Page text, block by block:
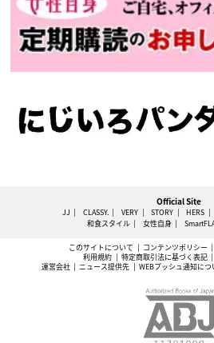
Official Site
JJ CLASSY. VERY STORY HERS
和食スタイル
女性自身
このサイトについて コンテンツポリシー
利用規約
特定商取引法に基づく表記
運営会社
ニュース提供先 WEBプッシュ通知につ